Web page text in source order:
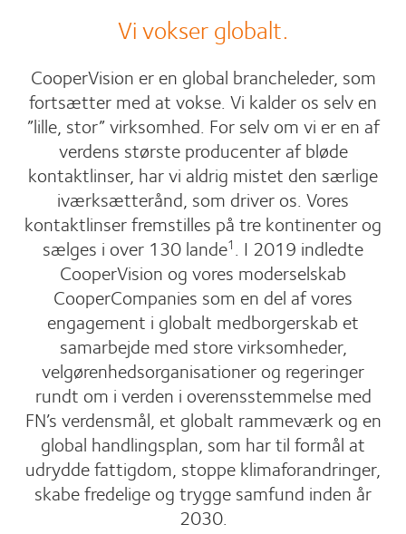
Vi vokser globalt.
CooperVision er en global brancheleder, som
fortsætter med at vokse. Vi kalder os selv en
”lille, stor” virksomhed. For selv om vi er en af
verdens største producenter af bløde
kontaktlinser, har vi aldrig mistet den særlige
iværksætterånd, som driver os. Vores
kontaktlinser fremstilles på tre kontinenter og
sælges i over 130 lande1. I 2019 indledte
CooperVision og vores moderselskab
CooperCompanies som en del af vores
engagement i globalt medborgerskab et
samarbejde med store virksomheder,
velgørenhedsorganisationer og regeringer
rundt om i verden i overensstemmelse med
FN’s verdensmål, et globalt rammeværk og en
global handlingsplan, som har til formål at
udrydde fattigdom, stoppe klimaforandringer,
skabe fredelige og trygge samfund inden år
2030.